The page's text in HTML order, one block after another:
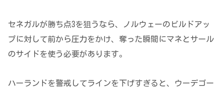
セネガルが勝ち点3を狙うなら、ノルウェーのビルドアッ
プに対して前から圧力をかけ、奪った瞬間にマネとサール
のサイドを使う必要があります。
ハーランドを警戒してラインを下げすぎると、ウーデゴー